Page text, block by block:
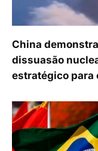
China
dissuasão
estratégico para